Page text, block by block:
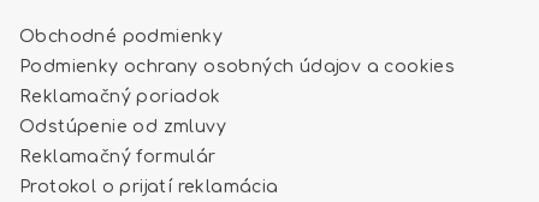
Obchodné podmienky
Podmienky ochrany osobných údajov a cookies
Reklamačný poriadok
Odstúpenie od zmluvy
Reklamačný formulár
Protokol o prijatí reklamácia